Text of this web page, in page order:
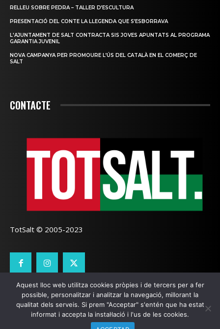
RELLEU SOBRE PEDRA – TALLER D’ESCULTURA
PRESENTACIÓ DEL CONTE LA LLEGENDA QUE S’ESBORRAVA
L'AJUNTAMENT DE SALT CONTRACTA SIS JOVES APUNTATS AL PROGRAMA
GARANTIA JUVENIL
NOVA CAMPANYA PER PROMOURE L’ÚS DEL CATALÀ EN EL COMERÇ DE
SALT
CONTACTE
TotSalt © 2005-2023
CONTACTE TOTSALT AVÍS LEGAL GALETES
SEO LOCALI PÀGINES WEB GIRONA ZOOOMWEB
Aquest lloc web utilitza cookies pròpies i de tercers per a fer
possible, personalitzar i analitzar la navegació, millorant la
qualitat dels serveis. Si prem "Acceptar" s'entén que ha estat
informat i accepta la instal·lació i l'us de les cookies.